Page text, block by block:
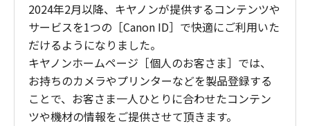
2024年2月以降、キヤノンが提供するコンテンツや
サービスを1つの［Canon ID］で快適にご利用いた
だけるようになりました。
キヤノンホームページ［個人のお客さま］では、
お持ちのカメラやプリンターなどを製品登録する
ことで、お客さま一人ひとりに合わせたコンテン
ツや機材の情報をご提供させて頂きます。